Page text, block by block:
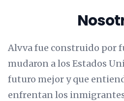
Alvva fue construido por
mudaron a los Estados
futuro mejor y que
enfrentan los